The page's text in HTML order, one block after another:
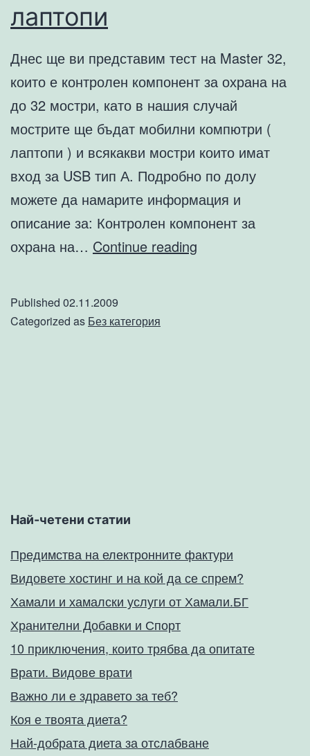
лаптопи
Днес ще ви представим тест на Master 32,
които е контролен компонент за охрана на
до 32 мостри, като в нашия случай
мострите ще бъдат мобилни компютри (
лаптопи ) и всякакви мостри които имат
вход за USB тип А. Подробно по долу
можете да намарите информация и
описание за: Контролен компонент за
охрана на… Continue reading
Published 02.11.2009
Categorized as Без категория
Най-четени статии
Предимства на електронните фактури
Видовете хостинг и на кой да се спрем?
Хамали и хамалски услуги от Хамали.БГ
Хранителни Добавки и Спорт
10 приключения, които трябва да опитате
Врати. Видове врати
Важно ли е здравето за теб?
Коя е твоята диета?
Най-добрата диета за отслабване